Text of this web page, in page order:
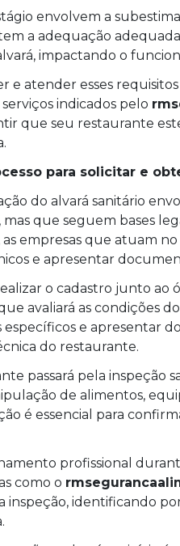
envolvem a
a adequação
impactando o
e atender esses
indicados pelo
que seu restaurante
para solicitar e
do alvará sanitário
que seguem bases
as empresas que atuam
e apresentar
o cadastro junto ao
avaliará as condições
e apresentar
do restaurante.
passará pela inspeção
de alimentos,
é essencial para
profissional
como o
inspeção, identificando